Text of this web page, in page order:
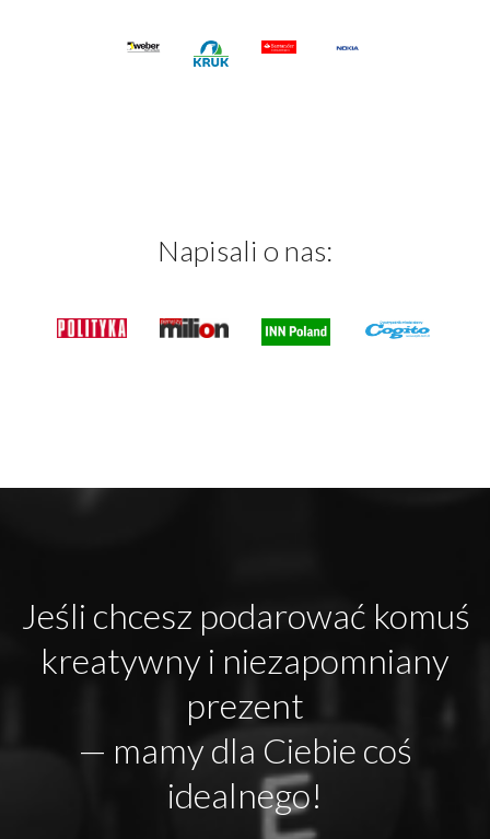
Napisali o nas:
Jeśli chcesz podarować komuś
kreatywny i niezapomniany
prezent
— mamy dla Ciebie coś
idealnego!